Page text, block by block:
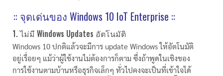
:: จุดเด่นของ Windows 10 IoT Enterprise ::
1. ไม่มี Windows Updates อัตโนมัติ
Windows 10 ปกติแล้วจะมีการ update Windows ให้อัตโนมัติ
อยู่เรื่อยๆ แม้ว่าผู้ใช้งานไม่ต้องการก็ตาม ซึ่งถ้าพูดในเชิงของ
การใช้งานตามบ้านหรือธุรกิจเล็กๆ ทั่วไปคงจะเป็นที่เข้าใจได้